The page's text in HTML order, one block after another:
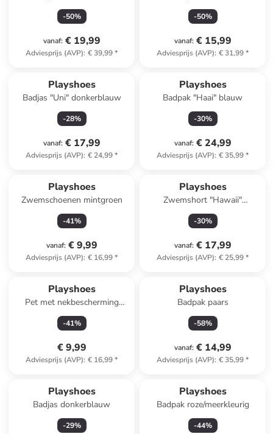
-50%
vanaf: € 19,99
Adviesprijs (AVP): € 39,99*
-50%
vanaf: € 15,99
Adviesprijs (AVP): € 31,99*
Playshoes
Badjas "Uni" donkerblauw
-28%
vanaf: € 17,99
Adviesprijs (AVP): € 24,99*
Playshoes
Badpak "Haai" blauw
-30%
vanaf: € 24,99
Adviesprijs (AVP): € 35,99*
Playshoes
Zwemschoenen mintgroen
-41%
vanaf: € 9,99
Adviesprijs (AVP): € 16,99*
Playshoes
Zwemshort "Hawaii"
groen/blauw
-30%
vanaf: € 17,99
Adviesprijs (AVP): € 25,99*
Playshoes
Pet met nekbescherming
blauw/meerkleurig
-41%
€ 9,99
Adviesprijs (AVP): € 16,99*
Playshoes
Badpak paars
-58%
vanaf: € 14,99
Adviesprijs (AVP): € 35,99*
Playshoes
Badjas donkerblauw
-29%
Playshoes
Badpak roze/meerkleurig
-44%